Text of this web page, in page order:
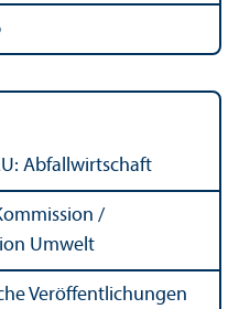
Abfallwirtschaft
/
Umwelt
Veröffentlichungen